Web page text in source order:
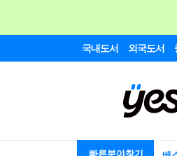
국내도서 외국도서
빠른분야찾기